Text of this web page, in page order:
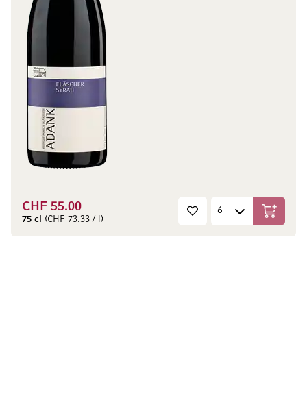
CHF 55.00
75 cl (CHF 73.33 / l) In den